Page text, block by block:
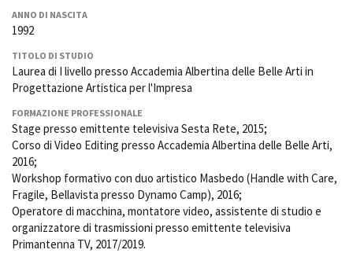
Bilancio sociale
Amministrazione
Bandi e gare
Sostenibilità ambientale
SERVIZI
Servizi generali
Location scouting
Spazi nella sede FCTP
Sala Casting
Sala Paolo Tenna
FILM FUNDS
International Film Festival
Rotterdam
Berlinale Internationalen
Festival de Cannes
Biografilm Festival - Bio to B
Industry Days
ANNO DI NASCITA
1992
TITOLO DI STUDIO
Laurea di I livello presso Accademia Albertina delle Belle Arti in
Progettazione Artistica per l'Impresa
FORMAZIONE PROFESSIONALE
Stage presso emittente televisiva Sesta Rete, 2015;
Corso di Video Editing presso Accademia Albertina delle Belle Arti,
2016;
Workshop formativo con duo artistico Masbedo (Handle with Care,
Fragile, Bellavista presso Dynamo Camp), 2016;
Operatore di macchina, montatore video, assistente di studio e
organizzatore di trasmissioni presso emittente televisiva
Primantenna TV, 2017/2019.